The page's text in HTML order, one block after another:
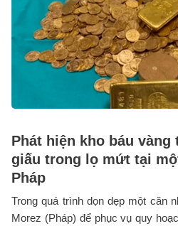
Phát hiện kho báu vàng
giấu trong lọ mứt tại
Pháp
Trong quá trình dọn dẹp một căn
Morez (Pháp) để phục vụ quy